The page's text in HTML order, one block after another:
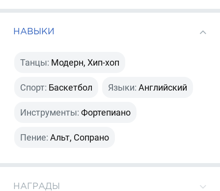
НАВЫКИ
Танцы: Модерн, Хип-хоп
Спорт: Баскетбол Языки: Английский
Инструменты: Фортепиано
Пение: Альт, Сопрано
НАГРАДЫ